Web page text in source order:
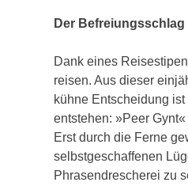
Der Befreiungsschlag
Dank eines
reisen. Aus dieser
kühne Entscheidung
entstehen: »Peer
Erst durch die Ferne
selbstgeschaffenen
Phrasendrescherei zu